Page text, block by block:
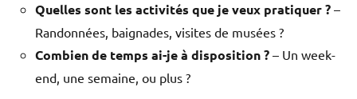
Quelles sont les activités que je veux pratiquer ? –
Randonnées, baignades, visites de musées ?
Combien de temps ai-je à disposition ? – Un week-
end, une semaine, ou plus ?